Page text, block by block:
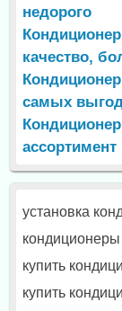
недорого
качество,
самых
установка
кондиционеры
купить
купить